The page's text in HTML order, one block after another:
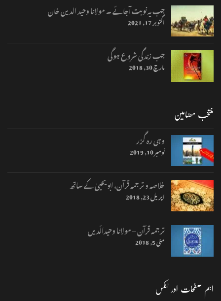
جب یہ نوبت آجائے ۔ مولانا وحید الدین خان
اکتوبر 17, 2021
جب زندگی شروع ہوگی
مارچ 30, 2018
منتخب مضامین
وہی رہ گزر
نومبر 10, 2019
خلاصہ و ترجمہ قرآن، ابو یحییٰ کے ساتھ
اپریل 23, 2018
ترجمہ قرآن – مولانا وحیدالّدیں
مئی 5, 2018
اہم صفحات اور لنکس